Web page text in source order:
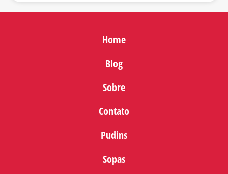
Home
Blog
Sobre
Contato
Pudins
Sopas